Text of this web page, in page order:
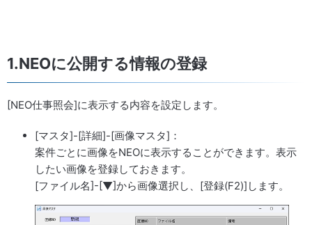
1.NEOに公開する情報の登録
[NEO仕事照会]に表示する内容を設定します。
[マスタ]-[詳細]-[画像マスタ]：
案件ごとに画像をNEOに表示することができます。表示
したい画像を登録しておきます。
[ファイル名]-[▼]から画像選択し、[登録(F2)]します。